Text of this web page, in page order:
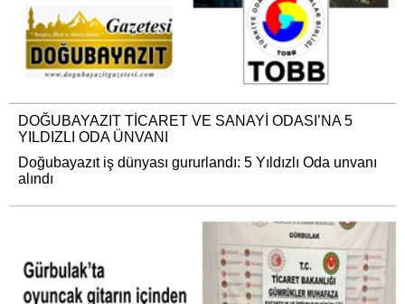
DOĞUBAYAZIT TİCARET VE SANAYİ ODASI’NA 5
YILDIZLI ODA ÜNVANI
Doğubayazıt iş dünyası gururlandı: 5 Yıldızlı Oda unvanı
alındı